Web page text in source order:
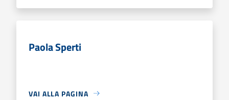
Paola Sperti
VAI ALLA PAGINA